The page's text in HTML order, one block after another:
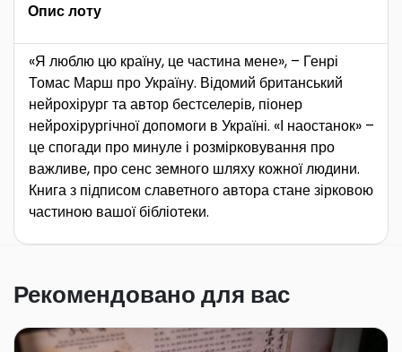
Опис лоту
«Я люблю цю країну, це частина мене», – Генрі
Томас Марш про Україну. Відомий британський
нейрохірург та автор бестселерів, піонер
нейрохірургічної допомоги в Україні. «І наостанок» –
це спогади про минуле і розмірковування про
важливе, про сенс земного шляху кожної людини.
Книга з підписом славетного автора стане зірковою
частиною вашої бібліотеки.
Рекомендовано для вас